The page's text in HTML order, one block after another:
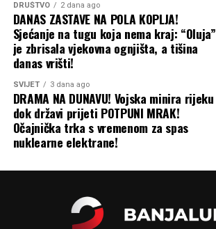
DRUŠTVO 2 dana ago
DANAS ZASTAVE NA POLA KOPLJA!
Sjećanje na tugu koja nema kraj: “Oluja”
je zbrisala vjekovna ognjišta, a tišina
danas vrišti!
SVIJET 3 dana ago
DRAMA NA DUNAVU! Vojska minira rijeku
dok državi prijeti POTPUNI MRAK!
Očajnička trka s vremenom za spas
nuklearne elektrane!